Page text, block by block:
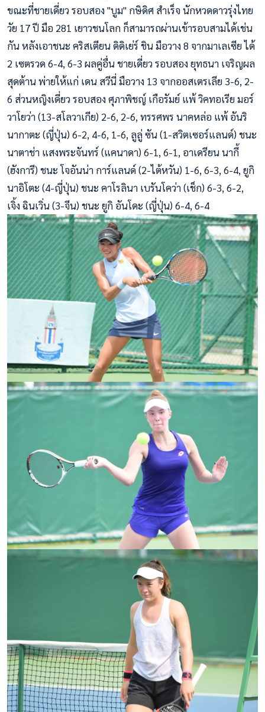
ขณะที่ชายเดี่ยว รอบสอง "บูม" กษิดิศ สำเร็จ นักหวดดาวรุ่งไทย
วัย 17 ปี มือ 281 เยาวชนโลก ก็สามารถผ่านเข้ารอบสามได้เช่น
กัน หลังเอาชนะ คริสเตียน ดิดิเย่ร์ ชิน มือวาง 8 จากมาเลเซีย ได้
2 เซตรวด 6-4, 6-3 ผลคู่อื่น ชายเดี่ยว รอบสอง ยุทธนา เจริญผล
สุดต้าน พ่ายให้แก่ เดน สวีนี่ มือวาง 13 จากออสเตรเลีย 3-6, 2-
6 ส่วนหญิงเดี่ยว รอบสอง ศุภาพิชญ์ เกือรัมย์ แพ้ วิคทอเรีย มอร์
วาโยว่า (13-สโลวาเกีย) 2-6, 2-6, ทรรศพร นาคหล่อ แพ้ อันริ
นากาตะ (ญี่ปุ่น) 6-2, 4-6, 1-6, ลูลู่ ซัน (1-สวิตเซอร์แลนด์) ชนะ
นาตาช่า แสงพระจันทร์ (แคนาดา) 6-1, 6-1, อาเดรียน นากี้
(ฮังการี) ชนะ โจอันน่า การ์แลนด์ (2-ไต้หวัน) 1-6, 6-3, 6-4, ยูกิ
นาอิโตะ (4-ญี่ปุ่น) ชนะ คาโรลินา เบรันโคว่า (เช็ก) 6-3, 6-2,
เจิ้ง ฉินเวิ่น (3-จีน) ชนะ ยูกิ อันโดะ (ญี่ปุ่น) 6-4, 6-4